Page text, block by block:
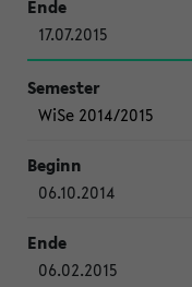
17.07.2015
WiSe 2014/2015
06.10.2014
06.02.2015